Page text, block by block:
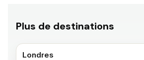
Plus de destinations
Londres